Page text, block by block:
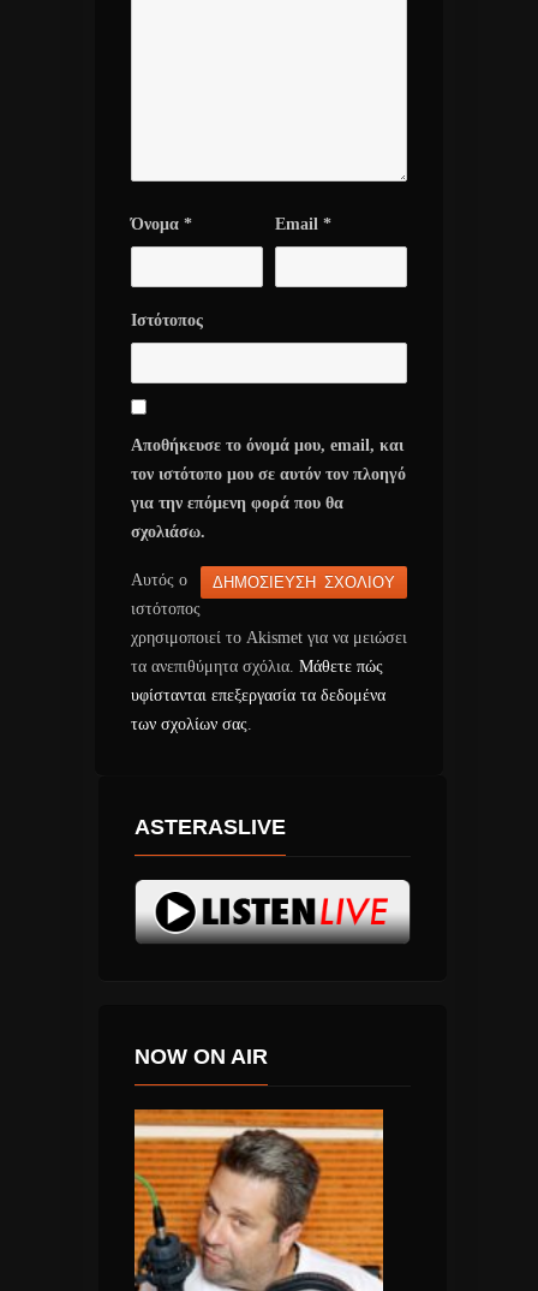
Όνομα * Email *
Ιστότοπος
Αποθήκευσε το όνομά μου, email, και
τον ιστότοπο μου σε αυτόν τον πλοηγό
για την επόμενη φορά που θα
σχολιάσω.
Αυτός ο
ιστότοπος
χρησιμοποιεί το Akismet για να μειώσει
τα ανεπιθύμητα σχόλια. Μάθετε πώς
υφίστανται επεξεργασία τα δεδομένα
των σχολίων σας.
ASTERASLIVE
NOW ON AIR